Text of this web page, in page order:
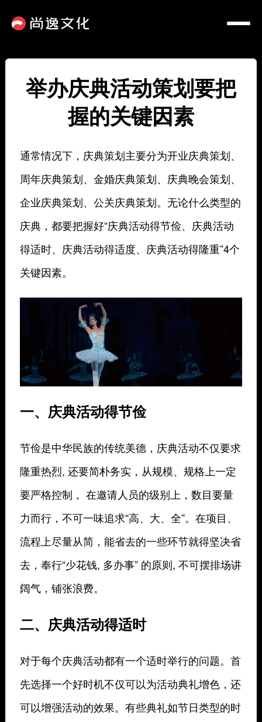
举办庆典活动策划要把
握的关键因素
通常情况下，庆典策划主要分为开业庆典策划、
周年庆典策划、金婚庆典策划、庆典晚会策划、
企业庆典策划、公关庆典策划。无论什么类型的
庆典，都要把握好“庆典活动得节俭、庆典活动
得适时、庆典活动得适度、庆典活动得隆重”4个
关键因素。
一、庆典活动得节俭
节俭是中华民族的传统美德，庆典活动不仅要求
隆重热烈, 还要简朴务实，从规模、规格上一定
要严格控制， 在邀请人员的级别上，数目要量
力而行，不可一味追求“高、大、全”。在项目、
流程上尽量从简，能省去的一些环节就得坚决省
去，奉行“少花钱, 多办事” 的原则, 不可摆排场讲
阔气，铺张浪费。
二、庆典活动得适时
对于每个庆典活动都有一个适时举行的问题。首
先选择一个好时机不仅可以为活动典礼增色，还
可以增强活动的效果。有些典礼如节日类型的时